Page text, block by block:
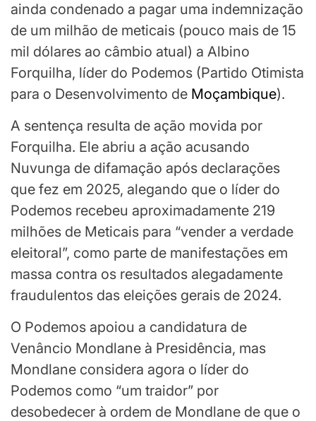
ainda condenado a pagar uma indemnização
de um milhão de meticais (pouco mais de 15
mil dólares ao câmbio atual) a Albino
Forquilha, líder do Podemos (Partido Otimista
para o Desenvolvimento de Moçambique).
A sentença resulta de ação movida por
Forquilha. Ele abriu a ação acusando
Nuvunga de difamação após declarações
que fez em 2025, alegando que o líder do
Podemos recebeu aproximadamente 219
milhões de Meticais para “vender a verdade
eleitoral”, como parte de manifestações em
massa contra os resultados alegadamente
fraudulentos das eleições gerais de 2024.
O Podemos apoiou a candidatura de
Venâncio Mondlane à Presidência, mas
Mondlane considera agora o líder do
Podemos como “um traidor” por
desobedecer à ordem de Mondlane de que o